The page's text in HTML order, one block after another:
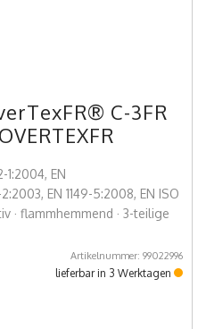
C-3FR
1:2004, EN
EN 1149-5:2008, EN ISO
· flammhemmend · 3-teilige
Artikelnummer: 99022996
lieferbar in 3 Werktagen